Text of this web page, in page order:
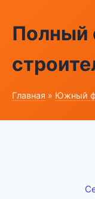
Полный
Главная » Южный